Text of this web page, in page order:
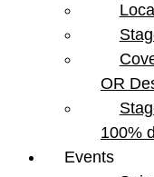
Accessoires/
Line Anchor Kit w/5
Universal Front
OR
100%
Events